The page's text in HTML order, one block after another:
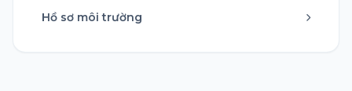
Hồ sơ môi trường